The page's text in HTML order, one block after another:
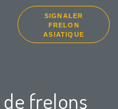
SIGNALER
FRELON
ASIATIQUE
frelons